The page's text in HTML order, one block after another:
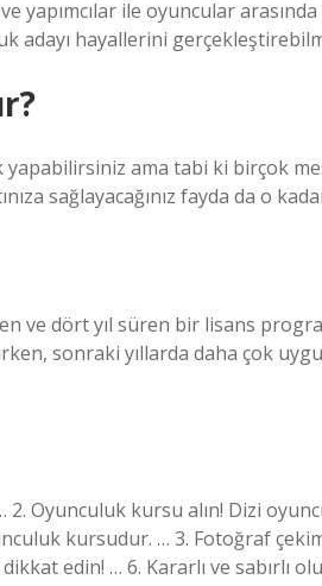
yapımcılar ile oyuncular
adayı hayallerini
yapabilirsiniz ama tabi ki birçok
sağlayacağınız fayda da o
ve dört yıl süren bir lisans
sonraki yıllarda daha çok
Oyunculuk kursu alın! Dizi
kursudur. … 3. Fotoğraf
edin! … 6. Kararlı ve sabırlı